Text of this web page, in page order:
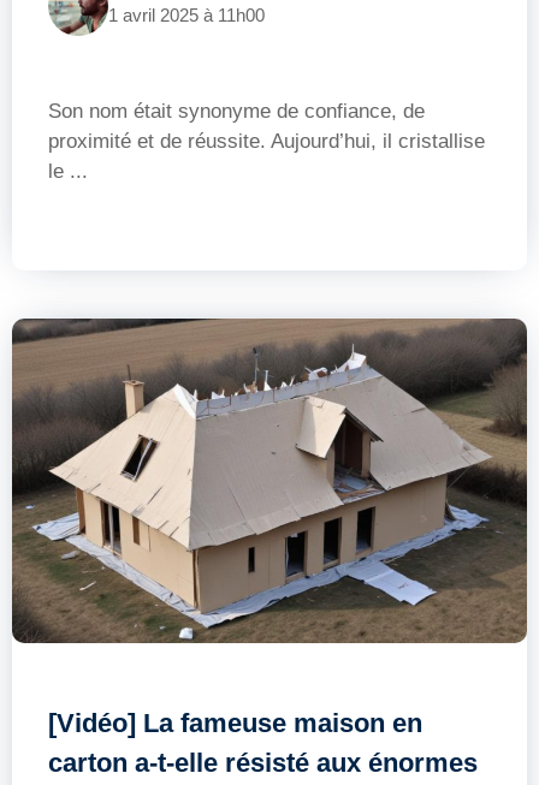
1 avril 2025 à 11h00
Son nom était synonyme de confiance, de
proximité et de réussite. Aujourd’hui, il cristallise
le ...
[Vidéo] La fameuse maison en
carton a-t-elle résisté aux énormes